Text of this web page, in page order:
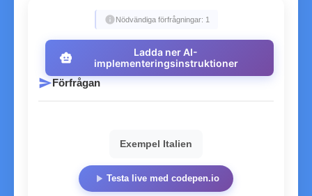
infoNödvändiga förfrågningar: 1
smart_toy
Ladda ner AI-
implementeringsinstruktioner
sendFörfrågan
Exempel Italien
play_arrow Testa live med codepen.io